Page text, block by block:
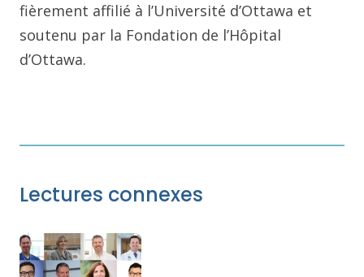
fièrement affilié à l’Université d’Ottawa et
soutenu par la Fondation de l’Hôpital
d’Ottawa.
Lectures connexes